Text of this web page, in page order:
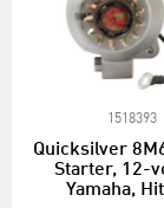
1518393
Quicksilver
Starter, 12-
Yamaha,